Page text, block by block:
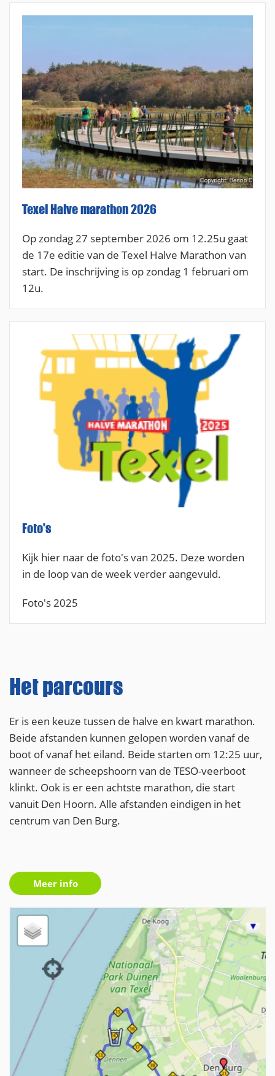
Texel Halve marathon 2026
Op zondag 27 september 2026 om 12.25u gaat
de 17e editie van de Texel Halve Marathon van
start. De inschrijving is op zondag 1 februari om
12u.
Foto's
Kijk hier naar de foto's van 2025. Deze worden
in de loop van de week verder aangevuld.
Foto's 2025
Het parcours
Er is een keuze tussen de halve en kwart marathon.
Beide afstanden kunnen gelopen worden vanaf de
boot of vanaf het eiland. Beide starten om 12:25 uur,
wanneer de scheepshoorn van de TESO-veerboot
klinkt. Ook is er een achtste marathon, die start
vanuit Den Hoorn. Alle afstanden eindigen in het
centrum van Den Burg.
Meer info